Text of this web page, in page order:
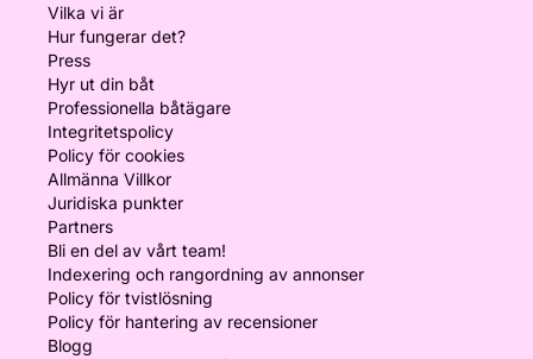
Vilka vi är
Hur fungerar det?
Press
Hyr ut din båt
Professionella båtägare
Integritetspolicy
Policy för cookies
Allmänna Villkor
Juridiska punkter
Partners
Bli en del av vårt team!
Indexering och rangordning av annonser
Policy för tvistlösning
Policy för hantering av recensioner
Blogg